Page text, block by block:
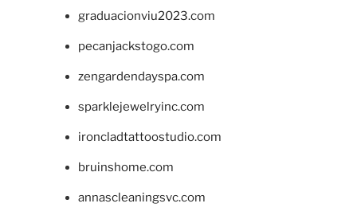
graduacionviu2023.com
pecanjackstogo.com
zengardendayspa.com
sparklejewelryinc.com
ironcladtattoostudio.com
bruinshome.com
annascleaningsvc.com